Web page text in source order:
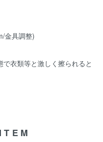
金具調整)
衣類等と激しく擦られると